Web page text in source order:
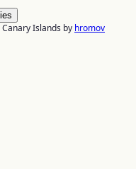
Islands by hromov